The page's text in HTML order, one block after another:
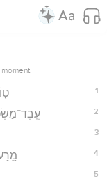
1
2
3
4
5